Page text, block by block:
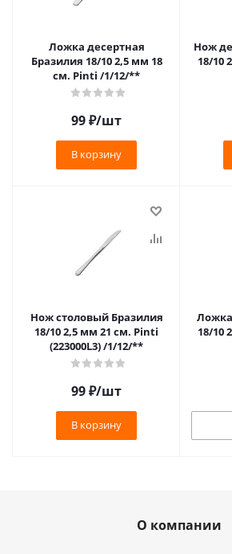
Ложка десертная
Бразилия 18/10 2,5 мм 18
см. Pinti /1/12/**
99₽/шт
В корзину
Нож
18/10 2,5 мм 18,2 см. Pinti
Нож столовый Бразилия
18/10 2,5 мм 21 см. Pinti
(223000L3) /1/12/**
99₽/шт
В корзину
18/10 2,5 мм 11,5 см. Pinti
О компании